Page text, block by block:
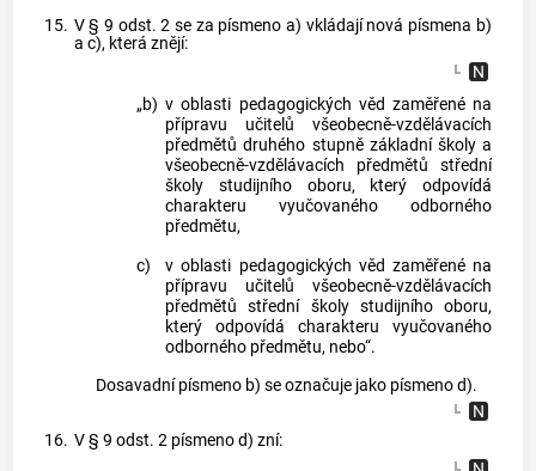
15. V § 9 odst. 2 se za písmeno a) vkládají nová písmena b)
a c), která znějí:
„b) v oblasti pedagogických věd zaměřené na
přípravu učitelů všeobecně-vzdělávacích
předmětů druhého stupně základní školy a
všeobecně-vzdělávacích předmětů střední
školy studijního oboru, který odpovídá
charakteru vyučovaného odborného
předmětu,
c)
v oblasti pedagogických věd zaměřené na
přípravu učitelů všeobecně-vzdělávacích
předmětů střední školy studijního oboru,
který odpovídá charakteru vyučovaného
odborného předmětu, nebo“.
Dosavadní písmeno b) se označuje jako písmeno d).
16. V § 9 odst. 2 písmeno d) zní: